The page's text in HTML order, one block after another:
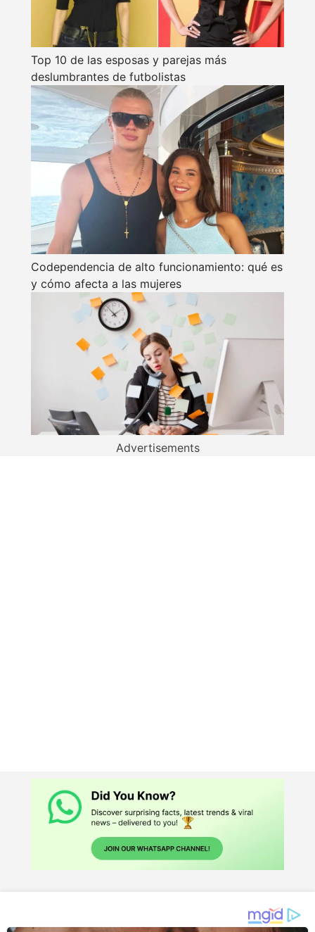
Top 10 de las esposas y parejas más
deslumbrantes de futbolistas
Codependencia de alto funcionamiento: qué es
y cómo afecta a las mujeres
Advertisements